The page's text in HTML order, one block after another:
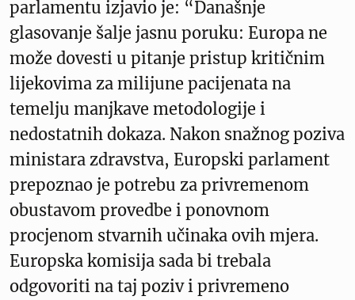
parlamentu izjavio je: “Današnje
glasovanje šalje jasnu poruku: Europa ne
može dovesti u pitanje pristup kritičnim
lijekovima za milijune pacijenata na
temelju manjkave metodologije i
nedostatnih dokaza. Nakon snažnog poziva
ministara zdravstva, Europski parlament
prepoznao je potrebu za privremenom
obustavom provedbe i ponovnom
procjenom stvarnih učinaka ovih mjera.
Europska komisija sada bi trebala
odgovoriti na taj poziv i privremeno